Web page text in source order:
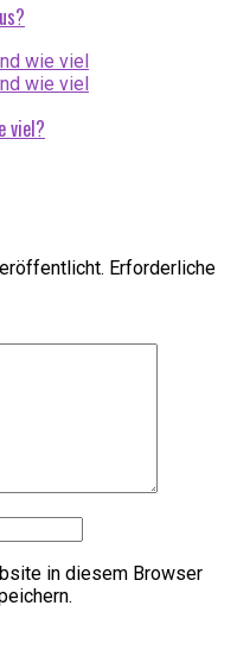
viel?
Erforderliche
in diesem Browser